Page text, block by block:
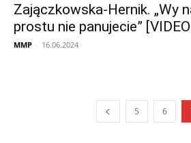
Zajączkowska-Hernik. „Wy
prostu nie panujecie”
MMP - 16.06.2024
5 6